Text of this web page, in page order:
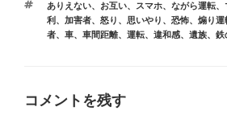
ゴ
リ
ー
タ
グ
ありえない、 お互い、 スマホ、 ながら運転、
利 、 加害者、 怒り 、 思いやり 、 恐怖、 煽り運
者、 車、 車間距離、 運転、 違和感、 遺族、 鉄
コメントを残す